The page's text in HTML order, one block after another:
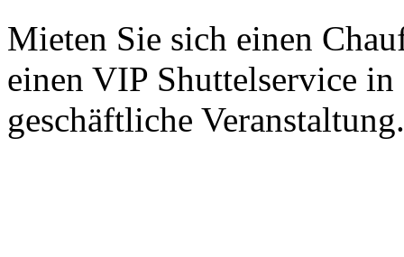
Mieten Sie sich einen
einen VIP Shuttelservice
geschäftliche Veranstaltung.